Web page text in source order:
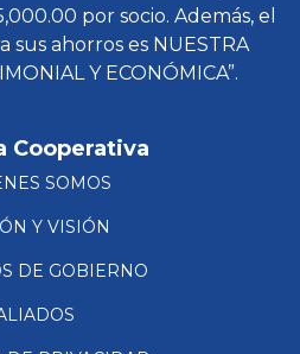
por socio. Además, el
sus ahorros es NUESTRA
Y ECONÓMICA”.
Cooperativa
SOMOS
Y VISIÓN
DE GOBIERNO